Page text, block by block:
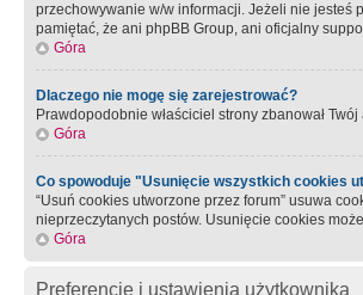
przechowywanie w/w informacji. Jeżeli nie jesteś
pamiętać, że ani phpBB Group, ani oficjalny
Góra
Dlaczego nie mogę się zarejestrować?
Prawdopodobnie właściciel strony zbanował
Góra
Co spowoduje "Usunięcie wszystkich cookies
“Usuń cookies utworzone przez forum” usuwa
nieprzeczytanych postów. Usunięcie cookies
Góra
Preferencje i ustawienia użytkownika